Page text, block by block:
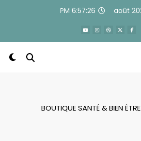
6:57:26 PM
BOUTIQUE SANTÉ & BIEN ÊTRE